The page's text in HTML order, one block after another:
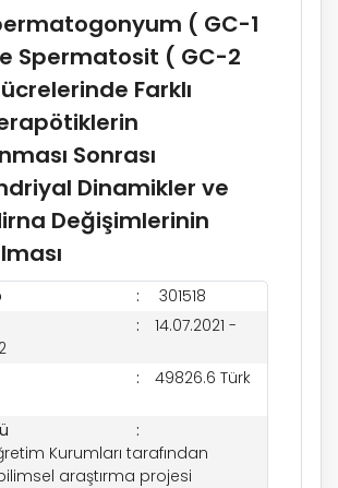
( GC-1
Spermatosit ( GC-2
Farklı
Sonrası
Dinamikler ve
Değişimlerinin
301518
14.07.2021 -
49826.6 Türk
Kurumları tarafından
araştırma projesi